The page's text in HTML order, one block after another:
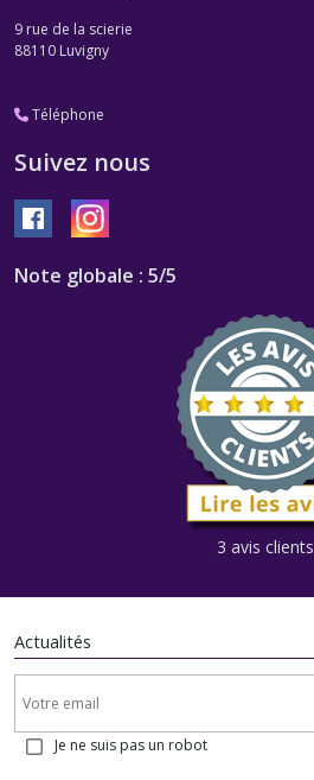
9 rue de la scierie
88110 Luvigny
Téléphone
Suivez nous
Note globale : 5/5
3 avis clients
Actualités
Je ne suis pas un robot